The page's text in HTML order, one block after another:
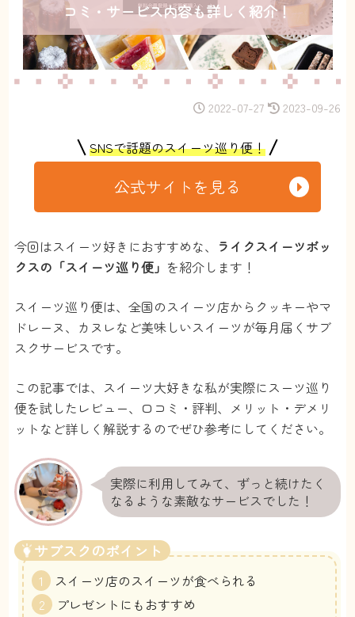
コミ・サービス内容も詳しく紹介！
2022-07-27 2023-09-26
SNSで話題のスイーツ巡り便！
公式サイトを見る
今回はスイーツ好きにおすすめな、 ライクスイーツボッ
クスの「スイーツ巡り便」 を紹介します！
スイーツ巡り便は、全国のスイーツ店からクッキーやマ
ドレーヌ、カヌレなど美味しいスイーツが毎月届くサブ
スクサービスです。
この記事では、スイーツ大好きな私が実際にスーツ巡り
便を試したレビュー、口コミ・評判、メリット・デメリ
ットなど詳しく解説するのでぜひ参考にしてください。
実際に利用してみて、ずっと続けたく
なるような素敵なサービスでした！
サブスクのポイント
スイーツ店のスイーツが食べられる
プレゼントにもおすすめ